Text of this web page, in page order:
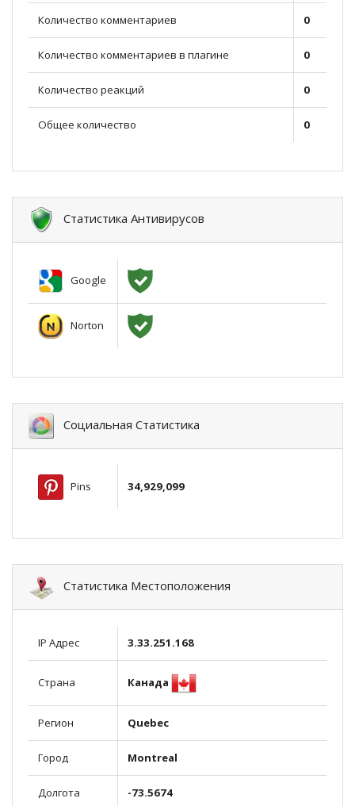
Количество комментариев 0
Количество комментариев в плагине 0
Количество реакций 0
Общее количество 0
Статистика Антивирусов
Google
Norton
Социальная Статистика
Pins 34,929,099
Статистика Местоположения
IP Адрес 3.33.251.168
Страна Канада
Регион Quebec
Город Montreal
Долгота -73.5674